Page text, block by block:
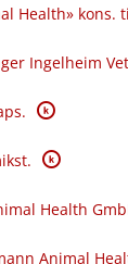
Health»
Ingelheim
K
K
Health
Animal